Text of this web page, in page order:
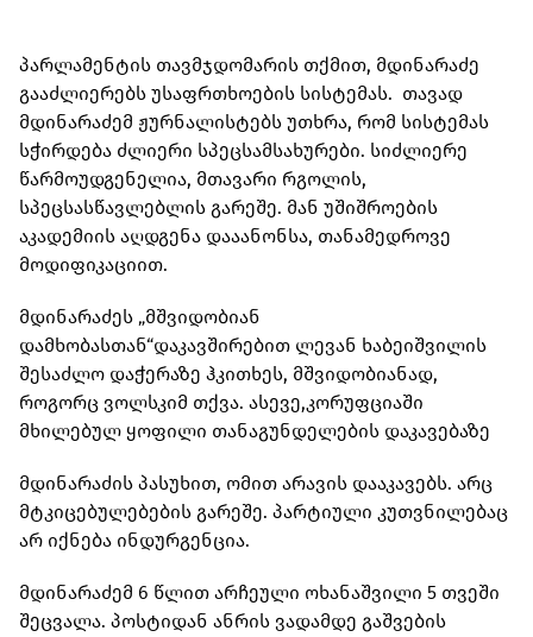
პარლამენტის თავმჯდომარის თქმით, მდინარაძე
გააძლიერებს უსაფრთხოების სისტემას. თავად
მდინარაძემ ჟურნალისტებს უთხრა, რომ სისტემას
სჭირდება ძლიერი სპეცსამსახურები. სიძლიერე
წარმოუდგენელია, მთავარი რგოლის,
სპეცსასწავლებლის გარეშე. მან უშიშროების
აკადემიის აღდგენა დააანონსა, თანამედროვე
მოდიფიკაციით.
მდინარაძეს „მშვიდობიან
დამხობასთან“დაკავშირებით ლევან ხაბეიშვილის
შესაძლო დაჭერაზე ჰკითხეს, მშვიდობიანად,
როგორც ვოლსკიმ თქვა. ასევე,კორუფციაში
მხილებულ ყოფილი თანაგუნდელების დაკავებაზე
მდინარაძის პასუხით, ომით არავის დააკავებს. არც
მტკიცებულებების გარეშე. პარტიული კუთვნილებაც
არ იქნება ინდურგენცია.
მდინარაძემ 6 წლით არჩეული ოხანაშვილი 5 თვეში
შეცვალა. პოსტიდან ანრის ვადამდე გაშვების